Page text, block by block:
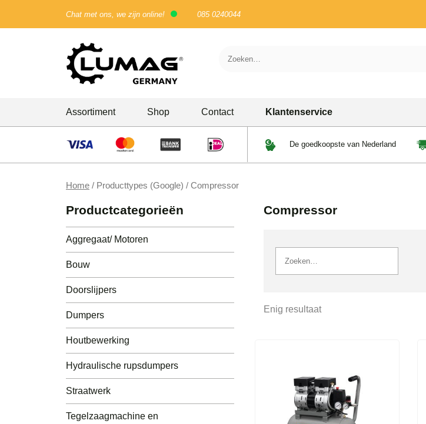
Chat met ons, we zijn online! 085 0240044
content
Assortiment
Bouw
Doorslijpers
Houtbewerking
Trilwals
Tegelzaagmachine en
Steenzaagmachine
Accessoires Doorslijpers
Shop Contact Klantenservice
De goedkoopste van Nederland
Home / Producttypes (Google) / Compressor
Compressor
Enig resultaat
Productcategorieën
Aggregaat/ Motoren
Bouw
Doorslijpers
Dumpers
Houtbewerking
Hydraulische rupsdumpers
Straatwerk
Tegelzaagmachine en